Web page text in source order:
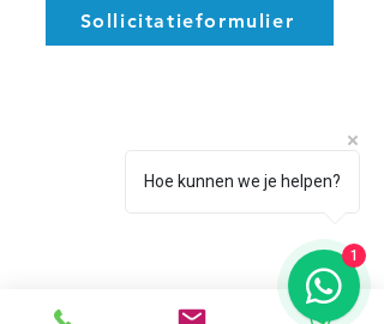
Sollicitatieformulier
Heb jij interesse in deze functie,
Stuur ons gerust een Whatsapp!
Hoe kunnen we je helpen?
1